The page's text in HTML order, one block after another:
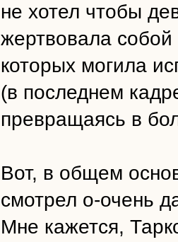
не хотел чтобы
жертвовала
которых могила
(в последнем
превращаясь в
Вот, в общем
смотрел о-очень
Мне кажется,